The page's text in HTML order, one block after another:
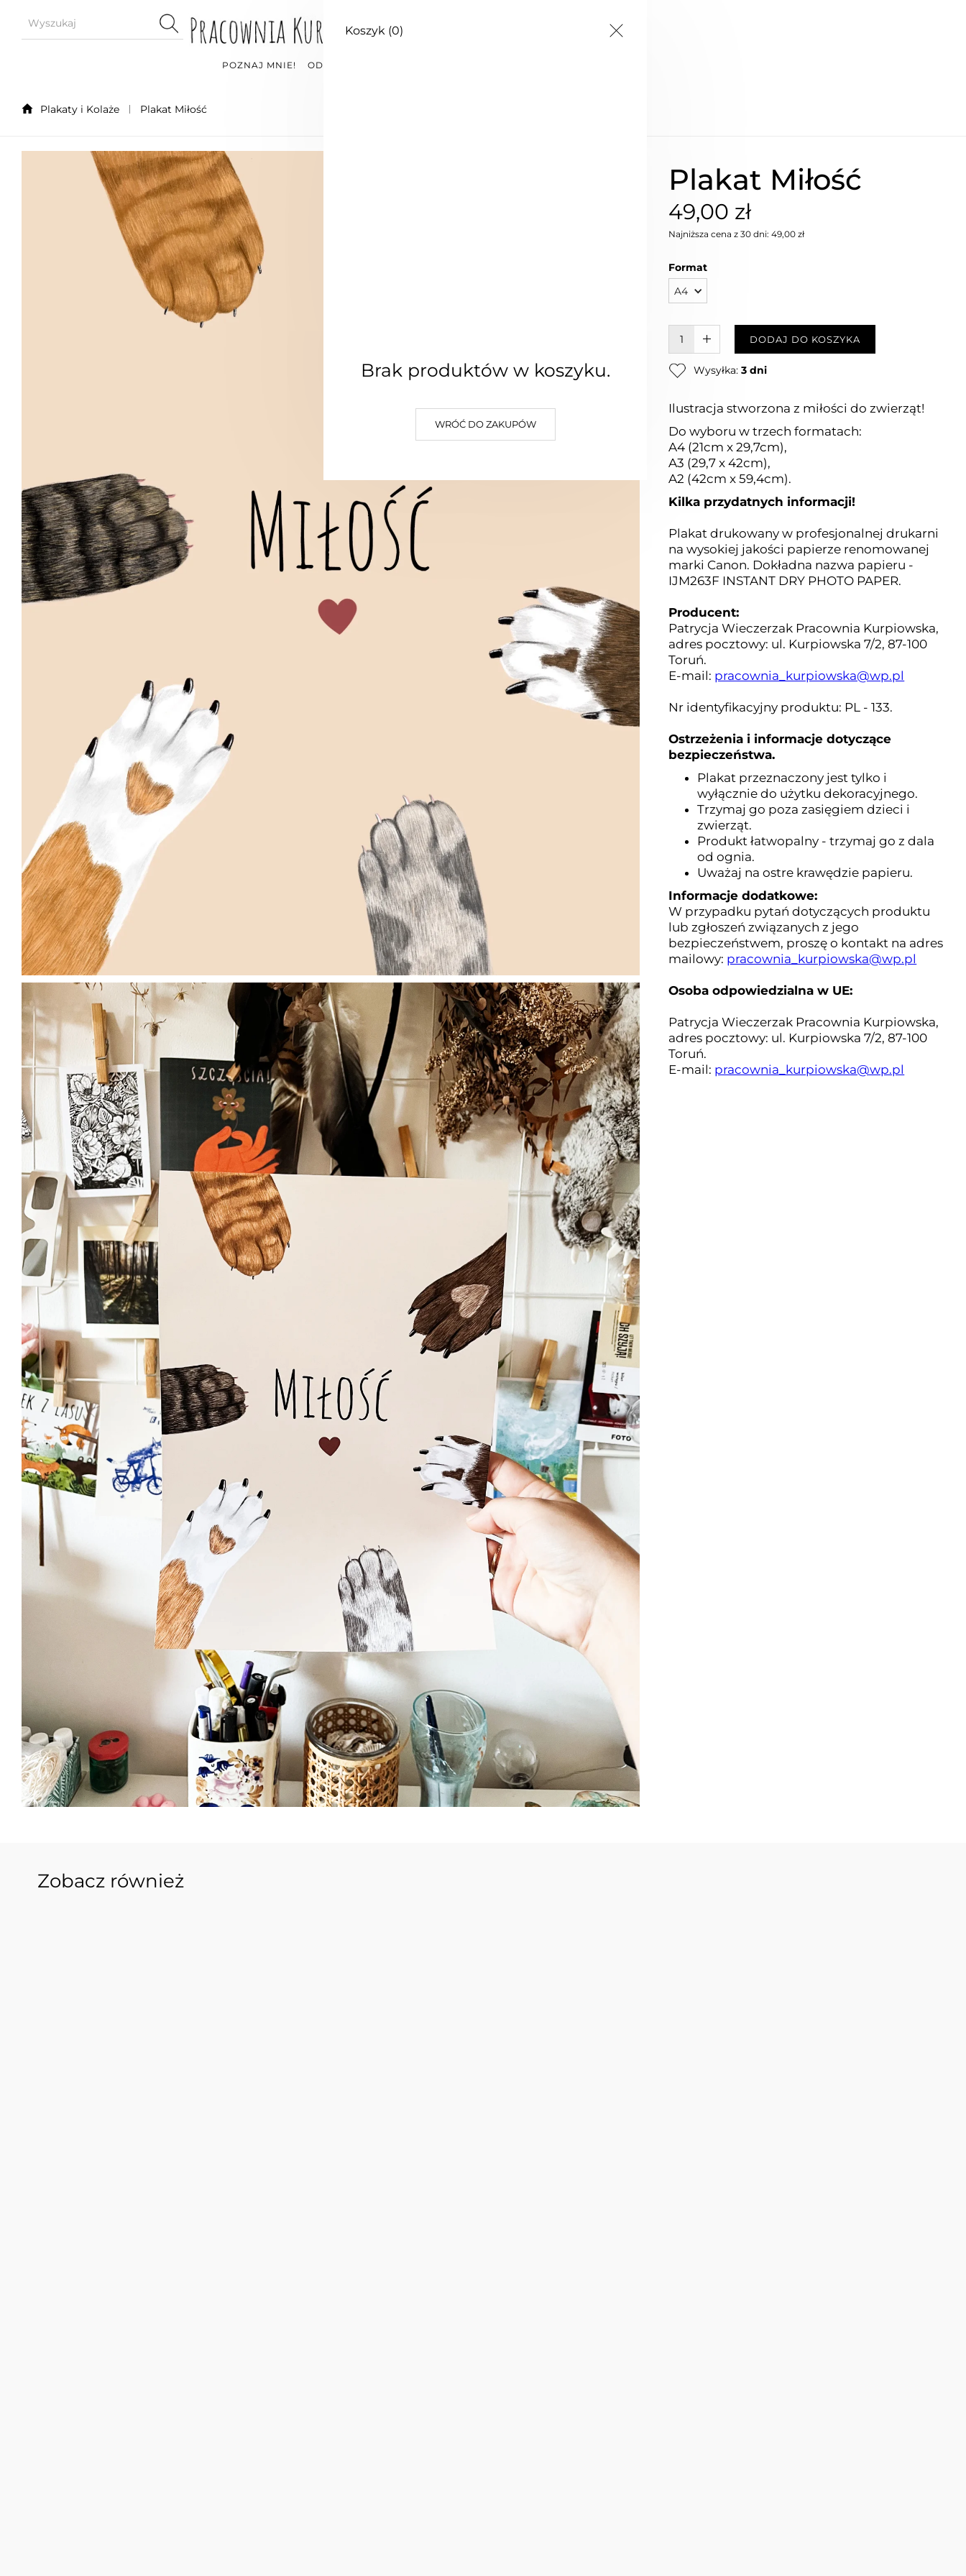
POZNAJ MNIE! ODEZWIJ SIĘ!
Koszyk (0)
Brak produktów w koszyku.
WRÓĆ DO ZAKUPÓW
Plakaty i Kolaże Plakat Miłość
Plakat Miłość
49,00 zł
Najniższa cena z 30 dni: 49,00 zł
Format
A4
W KOSZYKU :)DODAJ DO KOSZYKA
Wysyłka:3 dni
Ilustracja stworzona z miłości do zwierząt!
Do wyboru w trzech formatach:
A4 (21cm x 29,7cm),
A3 (29,7 x 42cm),
A2 (42cm x 59,4cm).
Kilka przydatnych informacji!
Plakat drukowany w profesjonalnej drukarni
na wysokiej jakości papierze renomowanej
marki Canon. Dokładna nazwa papieru -
IJM263F INSTANT DRY PHOTO PAPER.
Producent:
Patrycja Wieczerzak Pracownia Kurpiowska,
adres pocztowy: ul. Kurpiowska 7/2, 87-100
Toruń.
E-mail: pracownia_kurpiowska@wp.pl
Nr identyfikacyjny produktu: PL - 133.
Ostrzeżenia i informacje dotyczące
bezpieczeństwa.
Plakat przeznaczony jest tylko i
wyłącznie do użytku dekoracyjnego.
Trzymaj go poza zasięgiem dzieci i
zwierząt.
Produkt łatwopalny - trzymaj go z dala
od ognia.
Uważaj na ostre krawędzie papieru.
Informacje dodatkowe:
W przypadku pytań dotyczących produktu
lub zgłoszeń związanych z jego
bezpieczeństwem, proszę o kontakt na adres
mailowy: pracownia_kurpiowska@wp.pl
Osoba odpowiedzialna w UE:
Patrycja Wieczerzak Pracownia Kurpiowska,
adres pocztowy: ul. Kurpiowska 7/2, 87-100
Toruń.
E-mail: pracownia_kurpiowska@wp.pl
Zobacz również